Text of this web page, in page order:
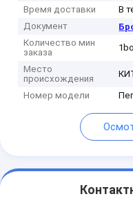
Время доставки
В
Документ
Количество мин
заказа
Место
происхождения
Номер модели